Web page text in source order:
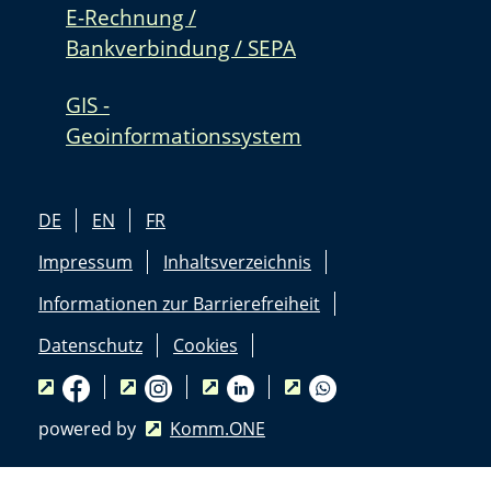
E-Rechnung /
Bankverbindung / SEPA
GIS -
Geoinformationssystem
DE EN
FR
Impressum
Inhaltsverzeichnis
Informationen zur Barrierefreiheit
Datenschutz
Cookies
powered by Komm.ONE